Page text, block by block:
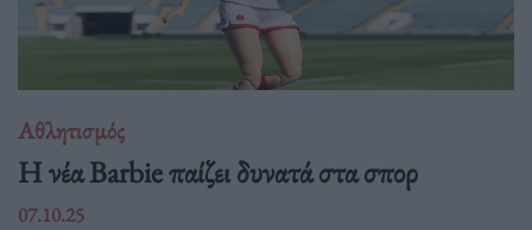
Αθλητισμός
Η νέα Barbie παίζει δυνατά στα σπορ
07.10.25